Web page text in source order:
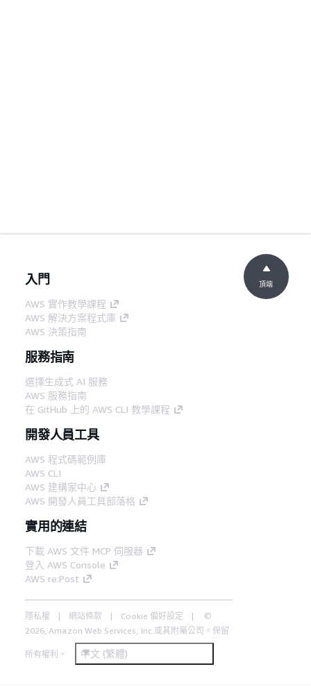
入門
AWS 實作教學課程
AWS 解決方案程式庫
AWS 決策指南
服務指南
選擇生成式 AI 服務
AWS 服務指南
在 GitHub 上的 AWS CLI 教學課程
開發人員工具
AWS 程式碼範例庫
AWS CLI
AWS 建構家中心
AWS 開發人員工具部落格
實用的連結
下載 AWS 文件 MCP 伺服器
登入 AWS Console
AWS re:Post
隱私權 網站條款 Cookie 偏好設定
©
2026, Amazon Web Services, Inc.或其附屬公司。保留
所有權利。 中文 (繁體)
頂端